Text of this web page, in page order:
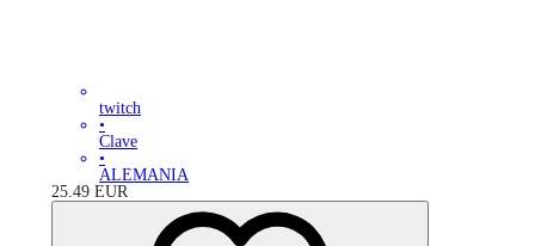
twitch
•
Clave
•
ALEMANIA
25.49 EUR